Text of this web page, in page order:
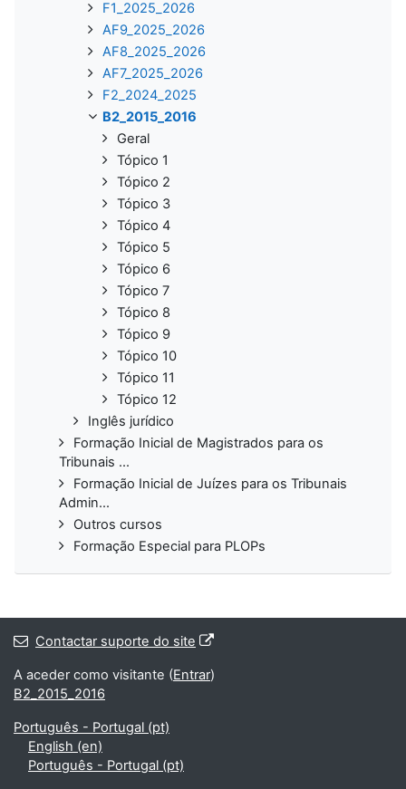
F1_2025_2026
AF9_2025_2026
AF8_2025_2026
AF7_2025_2026
F2_2024_2025
B2_2015_2016
Geral
Tópico 1
Tópico 2
Tópico 3
Tópico 4
Tópico 5
Tópico 6
Tópico 7
Tópico 8
Tópico 9
Tópico 10
Tópico 11
Tópico 12
Inglês jurídico
Formação Inicial de Magistrados para os
Tribunais ...
Formação Inicial de Juízes para os Tribunais
Admin...
Outros cursos
Formação Especial para PLOPs
Contactar suporte do site
A aceder como visitante (Entrar)
B2_2015_2016
Português - Portugal ‎(pt)‎
English ‎(en)‎
Português - Portugal ‎(pt)‎